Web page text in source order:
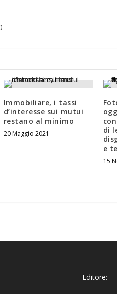
Immobiliare, i tassi
d’interesse sui mutui
restano al minimo
20 Maggio 2021
di
e
15
Editore: